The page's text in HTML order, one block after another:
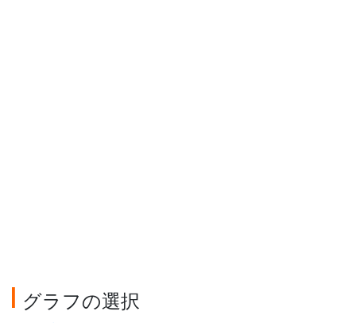
グラフの選択